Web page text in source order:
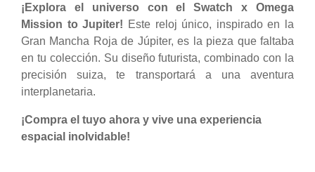
¡Explora el universo con el Swatch x Omega
Mission to Jupiter! Este reloj único, inspirado en la
Gran Mancha Roja de Júpiter, es la pieza que faltaba
en tu colección. Su diseño futurista, combinado con la
precisión suiza, te transportará a una aventura
interplanetaria.
¡Compra el tuyo ahora y vive una experiencia
espacial inolvidable!